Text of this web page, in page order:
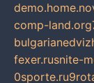
comp-land.org
fexer.rusnite-
0sporte.ru